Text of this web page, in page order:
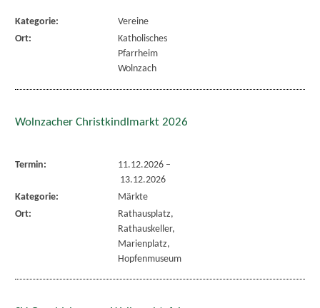
Kategorie:
Vereine
Ort:
Katholisches
Pfarrheim
Wolnzach
Wolnzacher Christkindlmarkt 2026
Termin: 11.12.2026–
13.12.2026
Kategorie:
Märkte
Ort:
Rathausplatz,
Rathauskeller,
Marienplatz,
Hopfenmuseum